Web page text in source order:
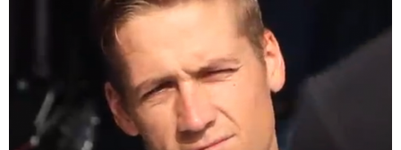
Luo uusi käyttäjätili
Vaihda salasana
MOTOCROSS
CROSS COUNTRY
MUUT LAJIT
YLEISTÄ ALALTA